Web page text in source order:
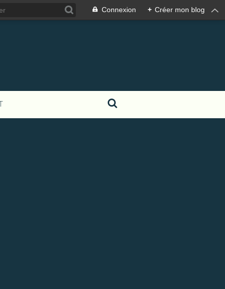
Connexion + Créer mon blog